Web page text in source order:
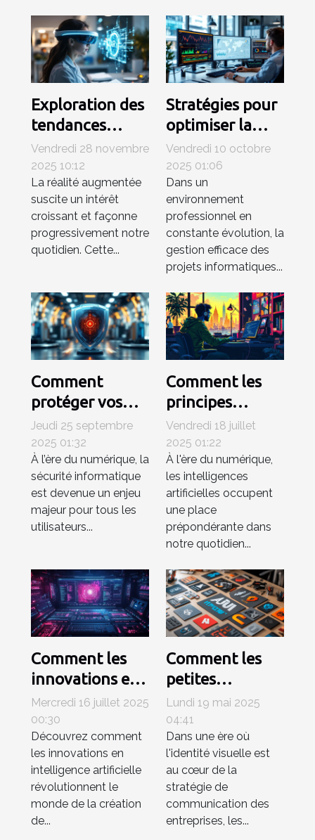
Exploration des
tendances
émergentes en
réalité
augmentée
Vendredi 28 novembre
2025 10:12
La réalité augmentée
suscite un intérêt
croissant et façonne
progressivement notre
quotidien. Cette...
Stratégies pour
optimiser la
gestion de
projets
informatiques
en entreprise
Vendredi 10 octobre
2025 01:06
Dans un
environnement
professionnel en
constante évolution, la
gestion efficace des
projets informatiques...
Comment
protéger vos
appareils des
logiciels
malveillants les
plus récents ?
Jeudi 25 septembre
2025 01:32
À l’ère du numérique, la
sécurité informatique
est devenue un enjeu
majeur pour tous les
utilisateurs...
Comment les
principes
éthiques
influencent-ils
le
développement
de l'IA ?
Vendredi 18 juillet
2025 01:22
À l'ère du numérique,
les intelligences
artificielles occupent
une place
prépondérante dans
notre quotidien...
Comment les
innovations en
IA
transforment-
elles la création
de contenu
numérique ?
Mercredi 16 juillet 2025
00:30
Découvrez comment
les innovations en
intelligence artificielle
révolutionnent le
monde de la création
de...
Comment les
petites
entreprises
peuvent tirer
profit des
générateurs de
logo AI
Lundi 19 mai 2025
04:41
Dans une ère où
l'identité visuelle est
au cœur de la
stratégie de
communication des
entreprises, les...